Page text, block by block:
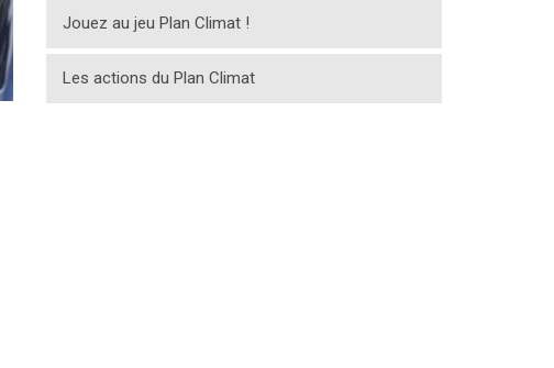
Jouez au jeu Plan Climat !
Les actions du Plan Climat